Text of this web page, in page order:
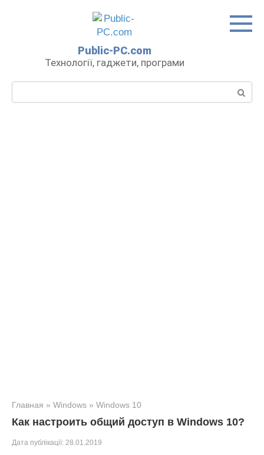
Public-PC.com
Технології, гаджети, програми
Главная » Windows » Windows 10
Как настроить общий доступ в Windows 10?
Дата публікації: 28.01.2019